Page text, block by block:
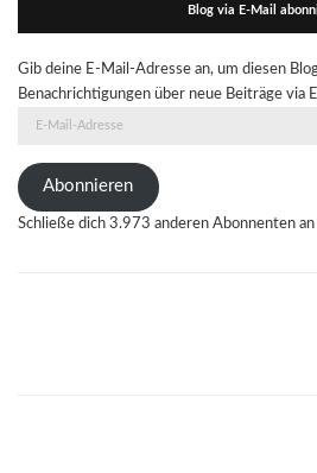
Blog via E-Mail
Gib deine E-Mail-Adresse an, um diesen
Benachrichtigungen über neue Beiträge via
Adresse
Abonnieren
Schließe dich 3.973 anderen Abonnenten an